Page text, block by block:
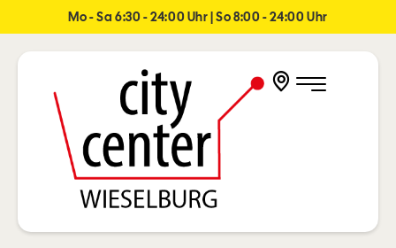
Mo - Sa 6:30 - 24:00 Uhr | So 8:00 - 24:00 Uhr